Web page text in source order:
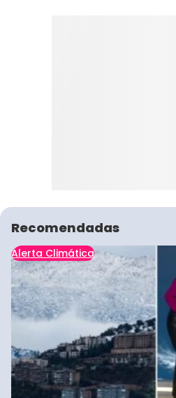
Recomendadas
Alerta Climática